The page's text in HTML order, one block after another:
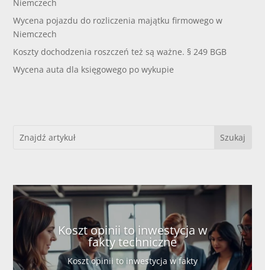
Niemczech
Wycena pojazdu do rozliczenia majątku firmowego w
Niemczech
Koszty dochodzenia roszczeń też są ważne. § 249 BGB
Wycena auta dla księgowego po wykupie
Koszt opinii to inwestycja w
fakty techniczne
Koszt opinii to inwestycja w fakty